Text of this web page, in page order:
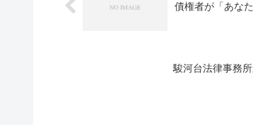
債権者が「あな
駿河台法律事務